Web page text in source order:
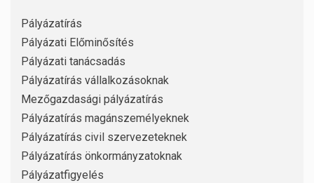
Pályázatírás
Pályázati Előminősítés
Pályázati tanácsadás
Pályázatírás vállalkozásoknak
Mezőgazdasági pályázatírás
Pályázatírás magánszemélyeknek
Pályázatírás civil szervezeteknek
Pályázatírás önkormányzatoknak
Pályázatfigyelés